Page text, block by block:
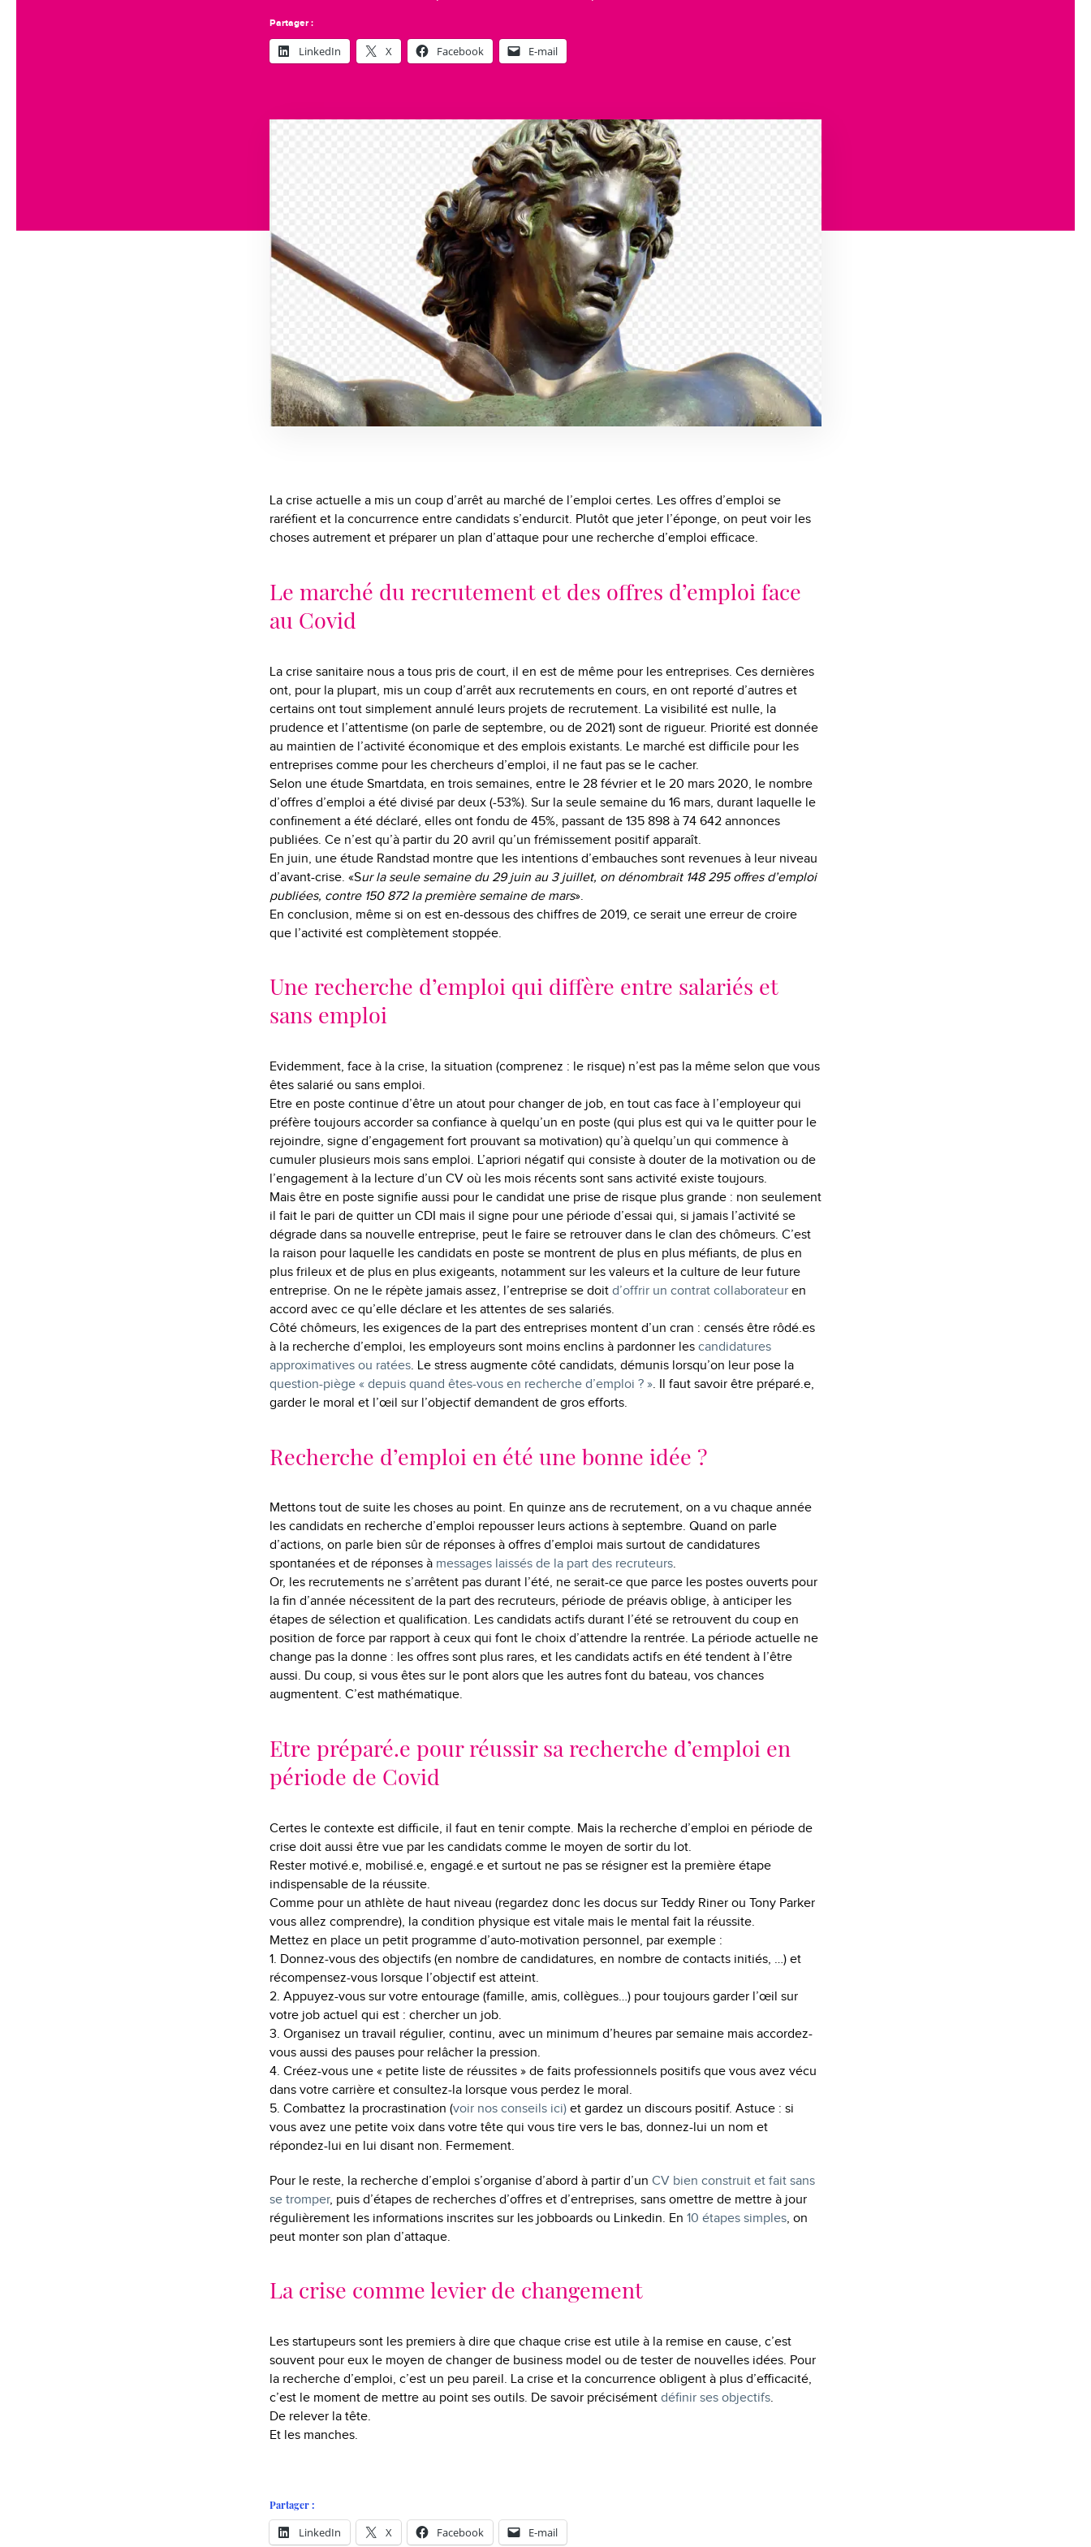
Partager :
LinkedIn X Facebook E-mail
La crise actuelle a mis un coup d’arrêt au marché de l’emploi certes. Les offres d’emploi se
raréfient et la concurrence entre candidats s’endurcit. Plutôt que jeter l’éponge, on peut voir les
choses autrement et préparer un plan d’attaque pour une recherche d’emploi efficace.
Le marché du recrutement et des offres d’emploi face
au Covid
La crise sanitaire nous a tous pris de court, il en est de même pour les entreprises. Ces dernières
ont, pour la plupart, mis un coup d’arrêt aux recrutements en cours, en ont reporté d’autres et
certains ont tout simplement annulé leurs projets de recrutement. La visibilité est nulle, la
prudence et l’attentisme (on parle de septembre, ou de 2021) sont de rigueur. Priorité est donnée
au maintien de l’activité économique et des emplois existants. Le marché est difficile pour les
entreprises comme pour les chercheurs d’emploi, il ne faut pas se le cacher.
Selon une étude Smartdata, en trois semaines, entre le 28 février et le 20 mars 2020, le nombre
d’offres d’emploi a été divisé par deux (-53%). Sur la seule semaine du 16 mars, durant laquelle le
confinement a été déclaré, elles ont fondu de 45%, passant de 135 898 à 74 642 annonces
publiées. Ce n’est qu’à partir du 20 avril qu’un frémissement positif apparaît.
En juin, une étude Randstad montre que les intentions d’embauches sont revenues à leur niveau
d’avant-crise. «Sur la seule semaine du 29 juin au 3 juillet, on dénombrait 148 295 offres d’emploi
publiées, contre 150 872 la première semaine de mars».
En conclusion, même si on est en-dessous des chiffres de 2019, ce serait une erreur de croire
que l’activité est complètement stoppée.
Une recherche d’emploi qui diffère entre salariés et
sans emploi
Evidemment, face à la crise, la situation (comprenez : le risque) n’est pas la même selon que vous
êtes salarié ou sans emploi.
Etre en poste continue d’être un atout pour changer de job, en tout cas face à l’employeur qui
préfère toujours accorder sa confiance à quelqu’un en poste (qui plus est qui va le quitter pour le
rejoindre, signe d’engagement fort prouvant sa motivation) qu’à quelqu’un qui commence à
cumuler plusieurs mois sans emploi. L’apriori négatif qui consiste à douter de la motivation ou de
l’engagement à la lecture d’un CV où les mois récents sont sans activité existe toujours.
Mais être en poste signifie aussi pour le candidat une prise de risque plus grande : non seulement
il fait le pari de quitter un CDI mais il signe pour une période d’essai qui, si jamais l’activité se
dégrade dans sa nouvelle entreprise, peut le faire se retrouver dans le clan des chômeurs. C’est
la raison pour laquelle les candidats en poste se montrent de plus en plus méfiants, de plus en
plus frileux et de plus en plus exigeants, notamment sur les valeurs et la culture de leur future
entreprise. On ne le répète jamais assez, l’entreprise se doit d’offrir un contrat collaborateur en
accord avec ce qu’elle déclare et les attentes de ses salariés.
Côté chômeurs, les exigences de la part des entreprises montent d’un cran : censés être rôdé.es
à la recherche d’emploi, les employeurs sont moins enclins à pardonner les candidatures
approximatives ou ratées. Le stress augmente côté candidats, démunis lorsqu’on leur pose la
question-piège « depuis quand êtes-vous en recherche d’emploi ? ». Il faut savoir être préparé.e,
garder le moral et l’œil sur l’objectif demandent de gros efforts.
Recherche d’emploi en été une bonne idée ?
Mettons tout de suite les choses au point. En quinze ans de recrutement, on a vu chaque année
les candidats en recherche d’emploi repousser leurs actions à septembre. Quand on parle
d’actions, on parle bien sûr de réponses à offres d’emploi mais surtout de candidatures
spontanées et de réponses à messages laissés de la part des recruteurs.
Or, les recrutements ne s’arrêtent pas durant l’été, ne serait-ce que parce les postes ouverts pour
la fin d’année nécessitent de la part des recruteurs, période de préavis oblige, à anticiper les
étapes de sélection et qualification. Les candidats actifs durant l’été se retrouvent du coup en
position de force par rapport à ceux qui font le choix d’attendre la rentrée. La période actuelle ne
change pas la donne : les offres sont plus rares, et les candidats actifs en été tendent à l’être
aussi. Du coup, si vous êtes sur le pont alors que les autres font du bateau, vos chances
augmentent. C’est mathématique.
Etre préparé.e pour réussir sa recherche d’emploi en
période de Covid
Certes le contexte est difficile, il faut en tenir compte. Mais la recherche d’emploi en période de
crise doit aussi être vue par les candidats comme le moyen de sortir du lot.
Rester motivé.e, mobilisé.e, engagé.e et surtout ne pas se résigner est la première étape
indispensable de la réussite.
Comme pour un athlète de haut niveau (regardez donc les docus sur Teddy Riner ou Tony Parker
vous allez comprendre), la condition physique est vitale mais le mental fait la réussite.
Mettez en place un petit programme d’auto-motivation personnel, par exemple :
1. Donnez-vous des objectifs (en nombre de candidatures, en nombre de contacts initiés, …) et
récompensez-vous lorsque l’objectif est atteint.
2. Appuyez-vous sur votre entourage (famille, amis, collègues…) pour toujours garder l’œil sur
votre job actuel qui est : chercher un job.
3. Organisez un travail régulier, continu, avec un minimum d’heures par semaine mais accordez-
vous aussi des pauses pour relâcher la pression.
4. Créez-vous une « petite liste de réussites » de faits professionnels positifs que vous avez vécu
dans votre carrière et consultez-la lorsque vous perdez le moral.
5. Combattez la procrastination (voir nos conseils ici) et gardez un discours positif. Astuce : si
vous avez une petite voix dans votre tête qui vous tire vers le bas, donnez-lui un nom et
répondez-lui en lui disant non. Fermement.
Pour le reste, la recherche d’emploi s’organise d’abord à partir d’un CV bien construit et fait sans
se tromper, puis d’étapes de recherches d’offres et d’entreprises, sans omettre de mettre à jour
régulièrement les informations inscrites sur les jobboards ou Linkedin. En 10 étapes simples, on
peut monter son plan d’attaque.
La crise comme levier de changement
Les startupeurs sont les premiers à dire que chaque crise est utile à la remise en cause, c’est
souvent pour eux le moyen de changer de business model ou de tester de nouvelles idées. Pour
la recherche d’emploi, c’est un peu pareil. La crise et la concurrence obligent à plus d’efficacité,
c’est le moment de mettre au point ses outils. De savoir précisément définir ses objectifs.
De relever la tête.
Et les manches.
Partager :
LinkedIn X Facebook E-mail